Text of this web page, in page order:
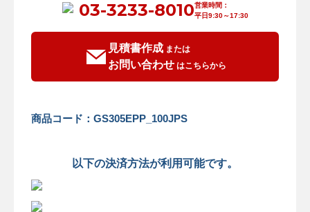
03-3233-8010営業時間：
平日9:30～17:30
見積書作成または
お問い合わせはこちらから
商品コード：GS305EPP_100JPS
以下の決済方法が利用可能です。